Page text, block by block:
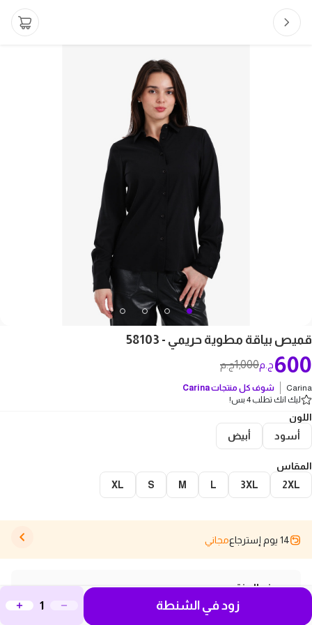
قميص بياقة مطوية حريمي - 58103
1,000ج.م 600ج.م
Carina شوف كل منتجاتCarina
ليك انك تطلب 4 بس!
اللون
أسود
أبيض
المقاس
2XL
3XL
L
M
S
XL
14 يوم إسترجاع مجاني
وصف المنتج
اكتشفي الأناقة والراحة مع قميص بياقة مطوية حريمي -
زود في الشنطة